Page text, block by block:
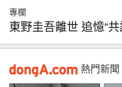
專欄
東野圭吾離世 追憶“
熱門新聞